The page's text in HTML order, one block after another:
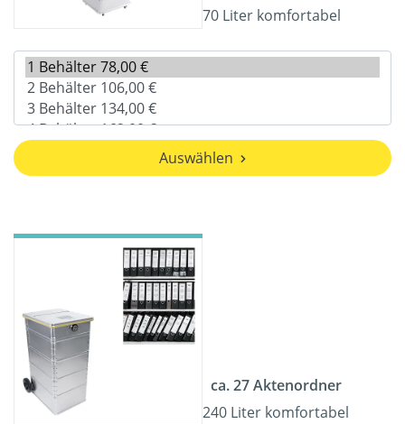
70 Liter komfortabel
Auswählen
ca. 27 Aktenordner
240 Liter komfortabel